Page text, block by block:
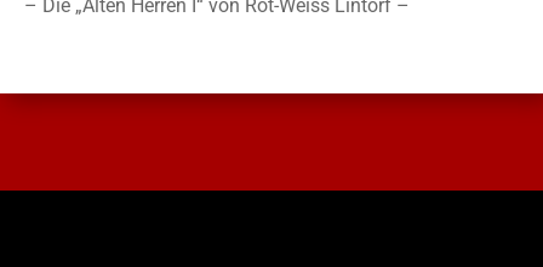
– Die „Alten Herren I“ von Rot-Weiss Lintorf –